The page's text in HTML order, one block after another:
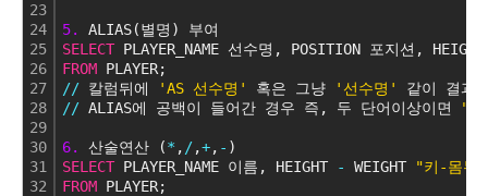
23
24
25
26
27
28
29
30
31
32
5.
ALIAS(별명) 부여
SELECT PLAYER_NAME 선수명, POSITION 포지션,
FROM PLAYER;
// 칼럼뒤에 'AS 선수명' 혹은 그냥 '선수명'
같이 결과
// ALIAS에 공백이 들어간 경우 즉, 두 단어이상이면 ""
6. 산술연산 (* , /,+, - )
SELECT PLAYER_NAME 이름, HEIGHT - WEIGHT
"키-몸무
FROM PLAYER;